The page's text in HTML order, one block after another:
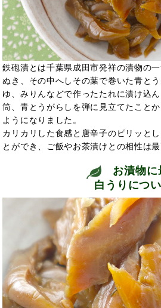
鉄砲漬とは千葉県成田市発祥の漬物の
ぬき、その中へしその葉で巻いた青と
ゆ、みりんなどで作ったたれに漬け込
筒、青とうがらしを弾に見立てたこと
ようになりました。
カリカリした食感と唐辛子のピリッと
とができ、ご飯やお茶漬けとの相性は最
お漬物に
白うりにつ